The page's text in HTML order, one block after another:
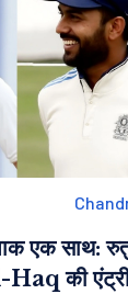
एक साथ:
की